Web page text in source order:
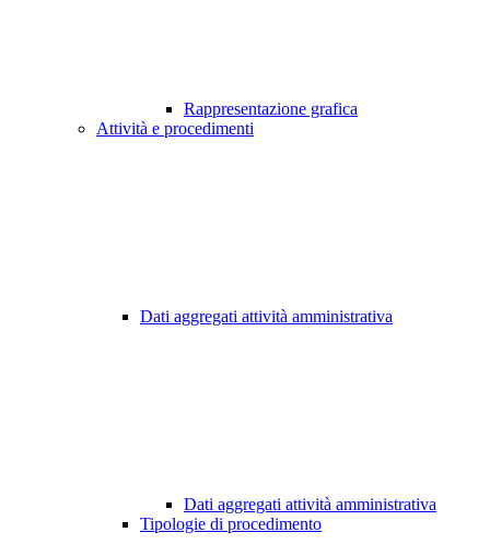
Rappresentazione grafica
Attività e procedimenti
Dati aggregati attività amministrativa
Dati aggregati attività amministrativa
Tipologie di procedimento